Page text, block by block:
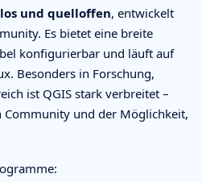
und quelloffen, entwickelt
Es bietet eine breite
konfigurierbar und läuft auf
Besonders in Forschung,
ist QGIS stark verbreitet –
Community und der Möglichkeit,